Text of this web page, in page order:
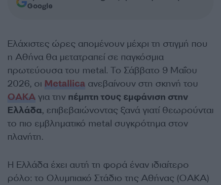
Google
Ελάχιστες ώρες απομένουν μέχρι τη στιγμή που
η Αθήνα θα μετατραπεί σε παγκόσμια
πρωτεύουσα του metal. Το Σάββατο 9 Μαΐου
2026, οι Metallica ανεβαίνουν στη σκηνή του
ΟΑΚΑ για την πέμπτη τους εμφάνιση στην
Ελλάδα, επιβεβαιώνοντας ξανά γιατί θεωρούνται
το πιο εμβληματικό metal συγκρότημα στον
πλανήτη.
Η Ελλάδα έχει αυτή τη φορά έναν ιδιαίτερο
ρόλο: το Ολυμπιακό Στάδιο της Αθήνας (ΟΑΚΑ)